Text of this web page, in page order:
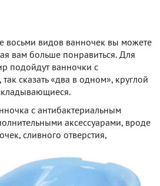
видов ванночек вы можете
вам больше понравиться. Для
подойдут ванночки с
сказать «два в одном», круглой
с антибактериальным
аксессуарами, вроде
сливного отверстия,